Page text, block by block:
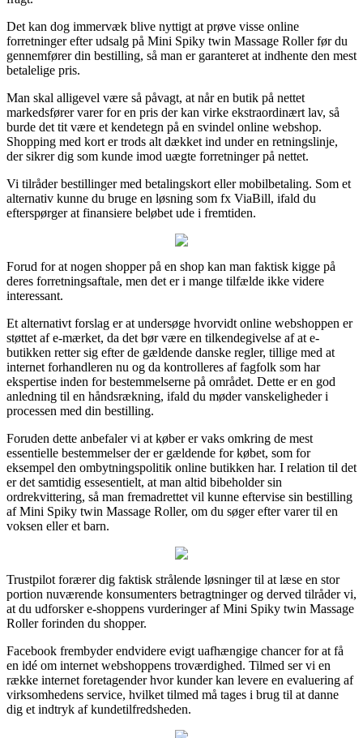
Det kan dog immervæk blive nyttigt at prøve visse online
forretninger efter udsalg på Mini Spiky twin Massage Roller før du
gennemfører din bestilling, så man er garanteret at indhente den mest
betalelige pris.
Man skal alligevel være så påvagt, at når en butik på nettet
markedsfører varer for en pris der kan virke ekstraordinært lav, så
burde det tit være et kendetegn på en svindel online webshop.
Shopping med kort er trods alt dækket ind under en retningslinje,
der sikrer dig som kunde imod uægte forretninger på nettet.
Vi tilråder bestillinger med betalingskort eller mobilbetaling. Som et
alternativ kunne du bruge en løsning som fx ViaBill, ifald du
efterspørger at finansiere beløbet ude i fremtiden.
Forud for at nogen shopper på en shop kan man faktisk kigge på
deres forretningsaftale, men det er i mange tilfælde ikke videre
interessant.
Et alternativt forslag er at undersøge hvorvidt online webshoppen er
støttet af e-mærket, da det bør være en tilkendegivelse af at e-
butikken retter sig efter de gældende danske regler, tillige med at
internet forhandleren nu og da kontrolleres af fagfolk som har
ekspertise inden for bestemmelserne på området. Dette er en god
anledning til en håndsrækning, ifald du møder vanskeligheder i
processen med din bestilling.
Foruden dette anbefaler vi at køber er vaks omkring de mest
essentielle bestemmelser der er gældende for købet, som for
eksempel den ombytningspolitik online butikken har. I relation til det
er det samtidig essesentielt, at man altid bibeholder sin
ordrekvittering, så man fremadrettet vil kunne eftervise sin bestilling
af Mini Spiky twin Massage Roller, om du søger efter varer til en
voksen eller et barn.
Trustpilot forærer dig faktisk strålende løsninger til at læse en stor
portion nuværende konsumenters betragtninger og derved tilråder vi,
at du udforsker e-shoppens vurderinger af Mini Spiky twin Massage
Roller forinden du shopper.
Facebook frembyder endvidere evigt uafhængige chancer for at få
en idé om internet webshoppens troværdighed. Tilmed ser vi en
række internet foretagender hvor kunder kan levere en evaluering af
virksomhedens service, hvilket tilmed må tages i brug til at danne
dig et indtryk af kundetilfredsheden.